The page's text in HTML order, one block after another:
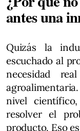
antes una
Quizás la
escuchado al
necesidad
nivel
resolver el
producto. Eso